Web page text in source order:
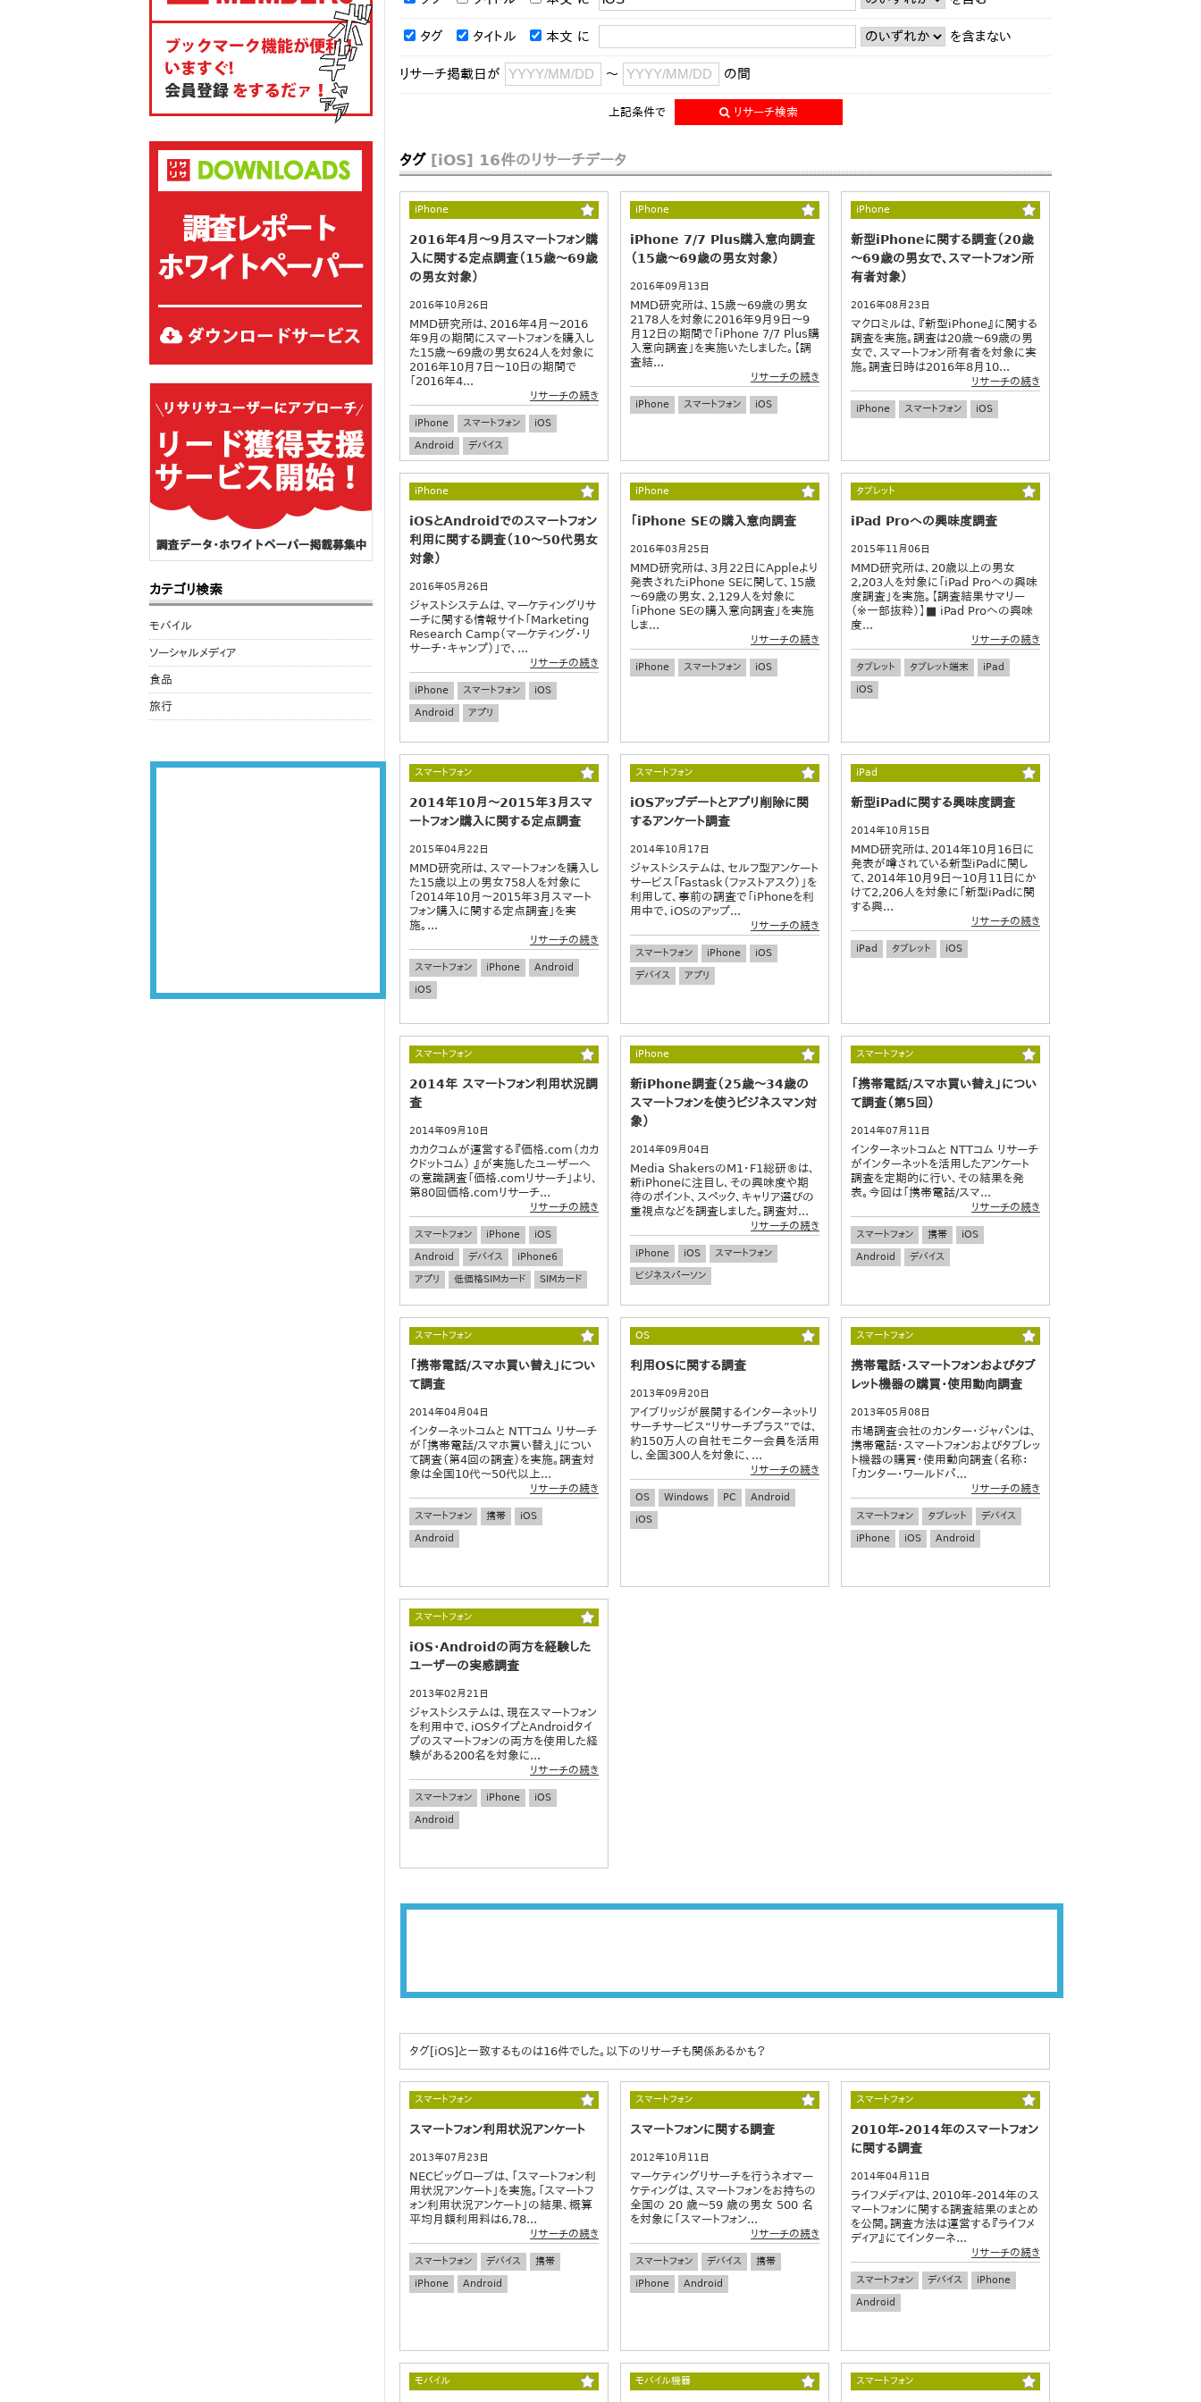
タグ タイトル 本文 に を含まない
リサーチ掲載日が ～ の間
上記条件で リサーチ検索
タグ [iOS] 16件のリサーチデータ
iPhone
2016年4月～9月スマートフォン購
入に関する定点調査（15歳～69歳
の男女対象）
2016年10月26日
MMD研究所は、2016年4月～2016
年9月の期間にスマートフォンを購入し
た15歳～69歳の男女624人を対象に
2016年10月7日～10日の期間で
「2016年4...
リサーチの続き
iPhone スマートフォン
iOS
Android
デバイス
iPhone
iPhone 7/7 Plus購入意向調査
（15歳～69歳の男女対象）
2016年09月13日
MMD研究所は、15歳～69歳の男女
2178人を対象に2016年9月9日～9
月12日の期間で「iPhone 7/7 Plus購
入意向調査」を実施いたしました。【調
査結...
リサーチの続き
iPhone スマートフォン iOS
iPhone
新型iPhoneに関する調査（20歳
～69歳の男女で、スマートフォン所
有者対象）
2016年08月23日
マクロミルは、『新型iPhone』に関する
調査を実施。調査は20歳～69歳の男
女で、スマートフォン所有者を対象に実
施。調査日時は2016年8月10...
リサーチの続き
iPhone スマートフォン iOS
iPhone
iOSとAndroidでのスマートフォン
利用に関する調査（10～50代男女
対象）
2016年05月26日
ジャストシステムは、マーケティングリサ
ーチに関する情報サイト「Marketing
Research Camp（マーケティング・リ
サーチ・キャンプ）」で、...
リサーチの続き
iPhone スマートフォン
iOS
Android
アプリ
iPhone
「iPhone SEの購入意向調査
2016年03月25日
MMD研究所は、3月22日にAppleより
発表されたiPhone SEに関して、15歳
～69歳の男女、2,129人を対象に
「iPhone SEの購入意向調査」を実施
しま...
リサーチの続き
iPhone スマートフォン iOS
タブレット
iPad Proへの興味度調査
2015年11月06日
MMD研究所は、20歳以上の男女
2,203人を対象に「iPad Proへの興味
度調査」を実施。【調査結果サマリー
（※一部抜粋）】■ iPad Proへの興味
度...
リサーチの続き
タブレット タブレット端末
iPad
iOS
スマートフォン
2014年10月～2015年3月スマ
ートフォン購入に関する定点調査
2015年04月22日
MMD研究所は、スマートフォンを購入し
た15歳以上の男女758人を対象に
「2014年10月～2015年3月スマート
フォン購入に関する定点調査」を実
施。...
リサーチの続き
スマートフォン iPhone
Android
iOS
スマートフォン
iOSアップデートとアプリ削除に関
するアンケート調査
2014年10月17日
ジャストシステムは、セルフ型アンケート
サービス「Fastask（ファストアスク）」を
利用して、事前の調査で「iPhoneを利
用中で、iOSのアップ...
リサーチの続き
スマートフォン iPhone
iOS
デバイス
アプリ
iPad
新型iPadに関する興味度調査
2014年10月15日
MMD研究所は、2014年10月16日に
発表が噂されている新型iPadに関し
て、2014年10月9日～10月11日にか
けて2,206人を対象に「新型iPadに関
する興...
リサーチの続き
iPad タブレット iOS
スマートフォン
2014年 スマートフォン利用状況調
査
2014年09月10日
カカクコムが運営する『価格.com（カカ
クドットコム） 』が実施したユーザーへ
の意識調査「価格.comリサーチ」より、
第80回価格.comリサーチ...
リサーチの続き
スマートフォン iPhone
iOS
Android
デバイス
iPhone6
アプリ
低価格SIMカード SIMカード
iPhone
新iPhone調査（25歳～34歳の
スマートフォンを使うビジネスマン対
象）
2014年09月04日
Media ShakersのM1・F1総研®は、
新iPhoneに注目し、その興味度や期
待のポイント、スペック、キャリア選びの
重視点などを調査しました。調査対...
リサーチの続き
iPhone iOS
スマートフォン
ビジネスパーソン
スマートフォン
「携帯電話/スマホ買い替え」につい
て調査（第5回）
2014年07月11日
インターネットコムと NTTコム リサーチ
がインターネットを活用したアンケート
調査を定期的に行い、その結果を発
表。今回は「携帯電話/スマ...
リサーチの続き
スマートフォン 携帯
iOS
Android
デバイス
スマートフォン
「携帯電話/スマホ買い替え」につい
て調査
2014年04月04日
インターネットコムと NTTコム リサーチ
が「携帯電話/スマホ買い替え」につい
て調査（第4回の調査）を実施。調査対
象は全国10代～50代以上...
リサーチの続き
スマートフォン 携帯
iOS
Android
OS
利用OSに関する調査
2013年09月20日
アイブリッジが展開するインターネットリ
サーチサービス“リサーチプラス”では、
約150万人の自社モニター会員を活用
し、全国300人を対象に、...
リサーチの続き
OS Windows PC
Android
iOS
スマートフォン
携帯電話・スマートフォンおよびタブ
レット機器の購買・使用動向調査
2013年05月08日
市場調査会社のカンター・ジャパンは、
携帯電話・スマートフォンおよびタブレッ
ト機器の購買・使用動向調査（名称：
「カンター・ワールドパ...
リサーチの続き
スマートフォン タブレット
デバイス
iPhone
iOS Android
スマートフォン
iOS・Androidの両方を経験した
ユーザーの実感調査
2013年02月21日
ジャストシステムは、現在スマートフォン
を利用中で、iOSタイプとAndroidタイ
プのスマートフォンの両方を使用した経
験がある200名を対象に...
リサーチの続き
スマートフォン iPhone
iOS
Android
タグ[iOS]と一致するものは16件でした。以下のリサーチも関係あるかも？
スマートフォン
スマートフォン利用状況アンケート
2013年07月23日
NECビッグローブは、「スマートフォン利
用状況アンケート」を実施。「スマートフ
ォン利用状況アンケート」の結果、概算
平均月額利用料は6,78...
リサーチの続き
スマートフォン デバイス
携帯
iPhone
Android
スマートフォン
スマートフォンに関する調査
2012年10月11日
マーケティングリサーチを行うネオマー
ケティングは、スマートフォンをお持ちの
全国の 20 歳～59 歳の男女 500 名
を対象に「スマートフォン...
リサーチの続き
スマートフォン デバイス
携帯
iPhone
Android
スマートフォン
2010年-2014年のスマートフォン
に関する調査
2014年04月11日
ライフメディアは、2010年-2014年のス
マートフォンに関する調査結果のまとめ
を公開。調査方法は運営する『ライフメ
ディア』にてインターネ...
リサーチの続き
スマートフォン デバイス
iPhone
Android
モバイル モバイル機器 スマートフォン
カテゴリ検索
モバイル
ソーシャルメディア
食品
旅行